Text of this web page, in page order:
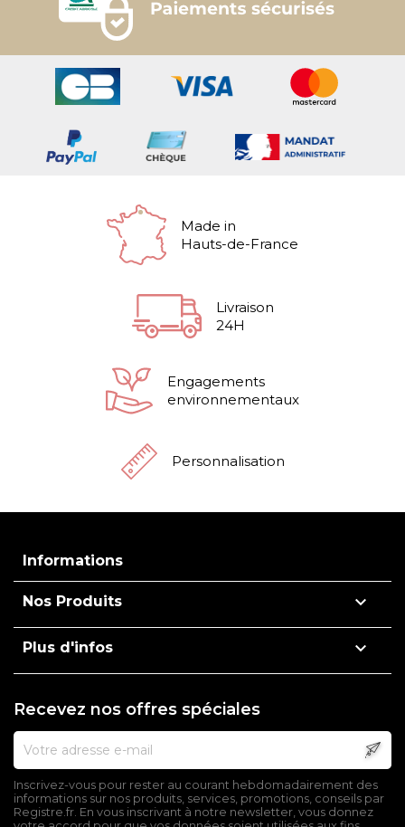
Made in
Hauts-de-France
Livraison
24H
Engagements
environnementaux
Personnalisation
Informations
Nos Produits 
Plus d'infos 
Recevez nos offres spéciales
Inscrivez-vous pour rester au courant hebdomadairement des
informations sur nos produits, services, promotions, conseils par
Registre.fr. En vous inscrivant à notre newsletter, vous donnez